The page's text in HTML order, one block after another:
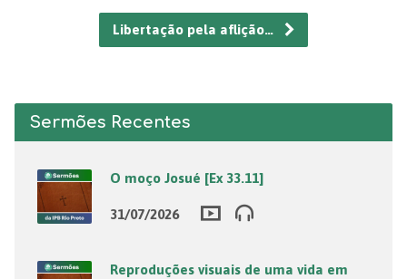
Libertação pela aflição…
Sermões Recentes
O moço Josué [Ex 33.11]
31/07/2026
Reproduções visuais de uma vida em